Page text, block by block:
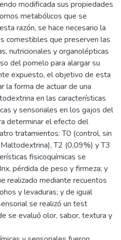
modificada sus propiedades
metabólicos que se
razón, se hace necesario la
comestibles que preserven las
nutricionales y organolépticas
del pomelo para alargar su
expuesto, el objetivo de esta
la forma de actuar de una
en las características
y sensoriales en los gajos del
determinar el efecto del
tratamientos: T0 (control, sin
T2 (0,09%) y T3
fisicoquímicas se
pérdida de peso y firmeza; y
realizado mediante recuentos
y levaduras; y de igual
se realizó un test
se evaluó olor, sabor, textura y